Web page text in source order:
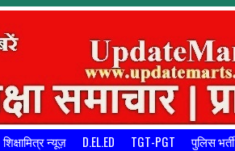
शिक्षामित्र न्यूज़ D.EL.ED TGT-PGT पुलिस भर्ती